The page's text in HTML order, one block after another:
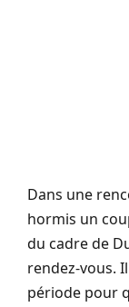
Dans une
hormis un
du cadre de
rendez-vous.
période pour